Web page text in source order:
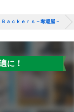
Ｂａｃｋｅｒｓ－奪還屋－
に！